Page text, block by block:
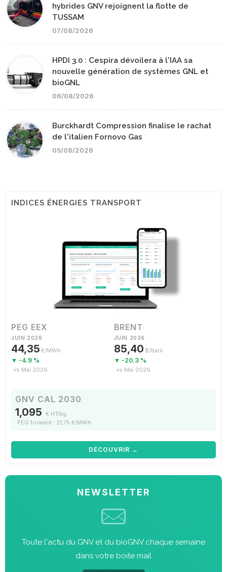
hybrides GNV rejoignent la flotte de
TUSSAM
07/08/2026
HPDI 3.0 : Cespira dévoilera à l'IAA sa
nouvelle génération de systèmes GNL et
bioGNL
06/08/2026
Burckhardt Compression finalise le rachat
de l'italien Fornovo Gas
05/08/2026
INDICES ÉNERGIES TRANSPORT
PEG EEX
JUIN 2026
44,35 €/MWh
▼ -4.9 %
vs Mai 2026
BRENT
JUIN 2026
85,40 $/baril
▼ -20.3 %
vs Mai 2026
GNV CAL 2030
1,095 € HT/kg
PEG forward : 21,75 €/MWh
DÉCOUVRIR →
NEWSLETTER
Toute l'actu du GNV et du bioGNV chaque semaine
dans votre boite mail